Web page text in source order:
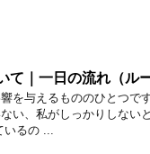
て｜一日の流れ（ル
を与えるもののひとつで
い、私がしっかりしない
いるの ...